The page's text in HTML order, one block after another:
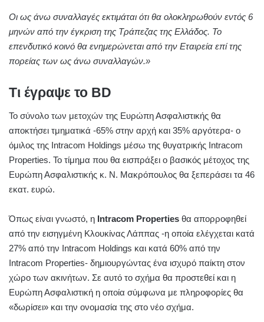
Οι ως άνω συναλλαγές εκτιμάται ότι θα ολοκληρωθούν εντός 6
μηνών από την έγκριση της Τράπεζας της Ελλάδος. Το
επενδυτικό κοινό θα ενημερώνεται από την Εταιρεία επί της
πορείας των ως άνω συναλλαγών.»
Τι έγραψε το BD
Το σύνολο των μετοχών της Ευρώπη Ασφαλιστικής θα
αποκτήσει τμηματικά -65% στην αρχή και 35% αργότερα- ο
όμιλος της Intracom Ηoldings μέσω της θυγατρικής Ιntracom
Properties. To τίμημα που θα εισπράξει ο βασικός μέτοχος της
Ευρώπη Ασφαλιστικής κ. Ν. Μακρόπουλος θα ξεπεράσει τα 46
εκατ. ευρώ.
Όπως είναι γνωστό, η Intracom Properties θα απορροφηθεί
από την εισηγμένη Κλουκίνας Λάππας -η οποία ελέγχεται κατά
27% από την Intracom Holdings και κατά 60% από την
Ιntracom Properties- δημιουργώντας ένα ισχυρό παίκτη στον
χώρο των ακινήτων. Σε αυτό το σχήμα θα προστεθεί και η
Ευρώπη Ασφαλιστική η οποία σύμφωνα με πληροφορίες θα
«δωρίσει» και την ονομασία της στο νέο σχήμα.